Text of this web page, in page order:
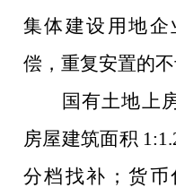
集体建设用地
偿，重复安置的不
国有土地上
房屋建筑面积
分档找补；货